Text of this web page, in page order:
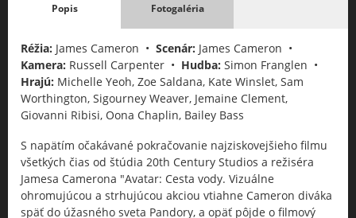
Popis Fotogaléria
Réžia: James Cameron • Scenár: James Cameron •
Kamera: Russell Carpenter • Hudba: Simon Franglen •
Hrajú: Michelle Yeoh, Zoe Saldana, Kate Winslet, Sam
Worthington, Sigourney Weaver, Jemaine Clement,
Giovanni Ribisi, Oona Chaplin, Bailey Bass
S napätím očakávané pokračovanie najziskovejšieho filmu
všetkých čias od štúdia 20th Century Studios a režiséra
Jamesa Camerona "Avatar: Cesta vody. Vizuálne
ohromujúcou a strhujúcou akciou vtiahne Cameron diváka
späť do úžasného sveta Pandory, a opäť pôjde o filmový